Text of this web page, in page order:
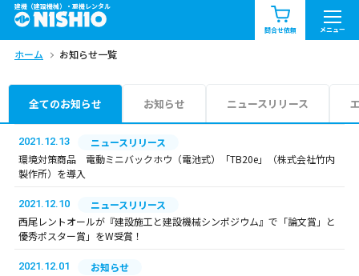
建機（建設機械）・重機レンタル
問合せ依頼 メニュー
商品一覧 お知らせ一覧
問合せ依頼リスト
エリア情報を見る
中部
九州・沖縄（外部）
ホーム お知らせ一覧
全てのお知らせ お知らせ ニュースリリース
2021.12.13
ニュースリリース
環境対策商品 電動ミニバックホウ（電池式）「TB20e」（株式会社竹内
製作所）を導入
2021.12.10
ニュースリリース
西尾レントオールが『建設施工と建設機械シンポジウム』で「論文賞」と
優秀ポスター賞」をW受賞！
2021.12.01
お知らせ